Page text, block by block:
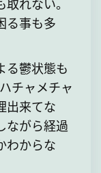
る事も多
る鬱状態も
チャメチャ
出来てな
ながら経過
わからな